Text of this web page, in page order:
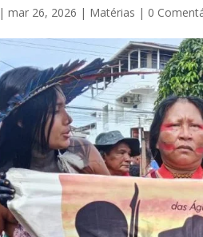
|mar 26, 2026 | Matérias | 0